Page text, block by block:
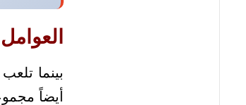
بينما
أيضاً